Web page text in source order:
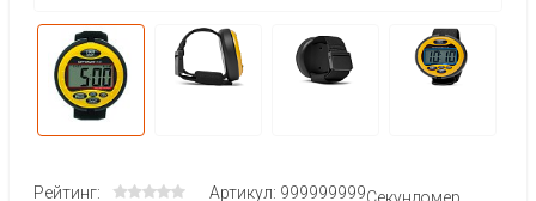
Рейтинг: Артикул: 999999999Секундомер